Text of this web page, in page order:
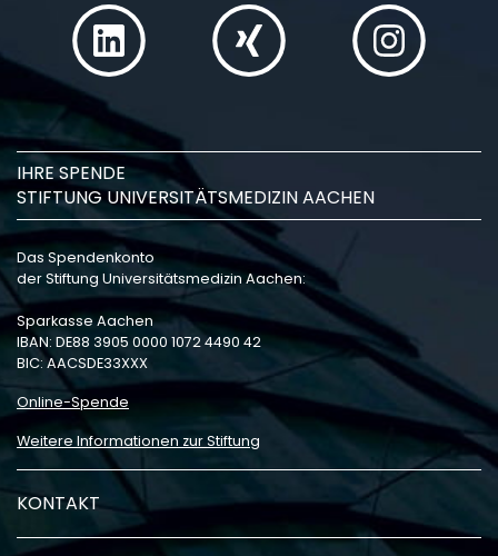
IHRE SPENDE
STIFTUNG UNIVERSITÄTSMEDIZIN AACHEN
Das Spendenkonto
der Stiftung Universitätsmedizin Aachen:
Sparkasse Aachen
IBAN: DE88 3905 0000 1072 4490 42
BIC: AACSDE33XXX
Online-Spende
Weitere Informationen zur Stiftung
KONTAKT